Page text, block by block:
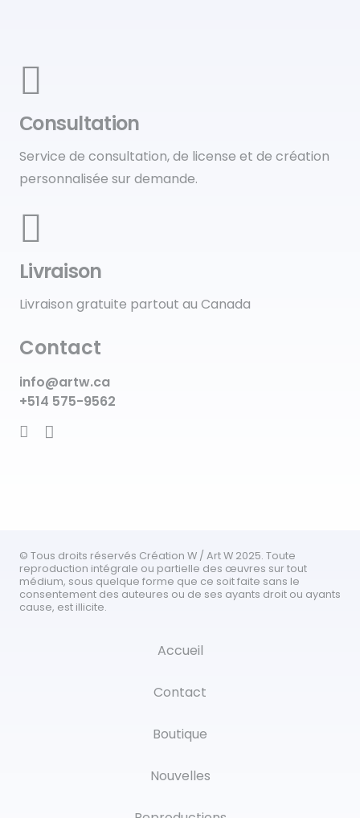
Сonsultation
Service de consultation, de license et de création
personnalisée sur demande.
Livraison
Livraison gratuite partout au Canada
Contact
info@artw.ca
+514 575-9562
© Tous droits réservés Création W / Art W 2025. Toute
reproduction intégrale ou partielle des œuvres sur tout
médium, sous quelque forme que ce soit faite sans le
consentement des auteures ou de ses ayants droit ou ayants
cause, est illicite.
Accueil
Contact
Boutique
Nouvelles